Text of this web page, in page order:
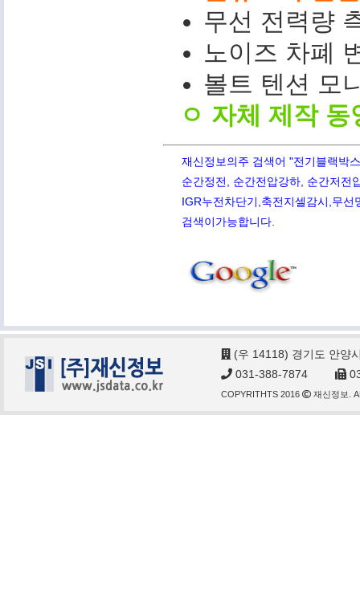
무선 전력량
노이즈 차폐
볼트 텐션 모
ㅇ 자체 제작
재신정보의주 검색어 "전기블랙박
순간정전, 순간전압강하, 순간저전
IGR누전차단기,축전지셀감시,무
검색이가능합니다.
(우 14118) 경기도 안양
031-388-7874
COPYRITHTS 2016 재신정보.